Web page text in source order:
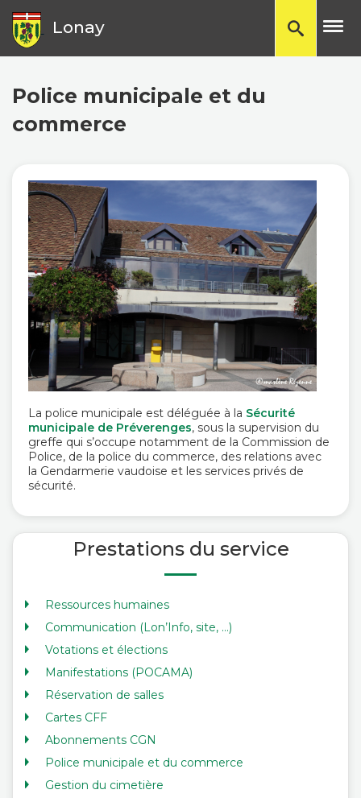
Lonay
Police municipale et du
commerce
La police municipale est déléguée à la Sécurité
municipale de Préverenges, sous la supervision du
greffe qui s’occupe notamment de la Commission de
Police, de la police du commerce, des relations avec
la Gendarmerie vaudoise et les services privés de
sécurité.
Prestations du service
Ressources humaines
Communication (Lon’Info, site, …)
Votations et élections
Manifestations (POCAMA)
Réservation de salles
Cartes CFF
Abonnements CGN
Police municipale et du commerce
Gestion du cimetière